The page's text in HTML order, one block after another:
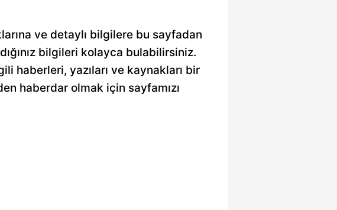
ve detaylı bilgilere bu sayfadan
bilgileri kolayca bulabilirsiniz.
haberleri, yazıları ve kaynakları bir
haberdar olmak için sayfamızı